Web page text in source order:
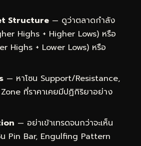
Structure — ดูว่าตลาดกำลัง
Highs + Higher Lows) หรือ
Highs + Lower Lows) หรือ
— หาโซน Support/Resistance,
ที่ราคาเคยมีปฏิกิริยาอย่าง
— อย่าเข้าเทรดจนกว่าจะเห็น
Bar, Engulfing Pattern